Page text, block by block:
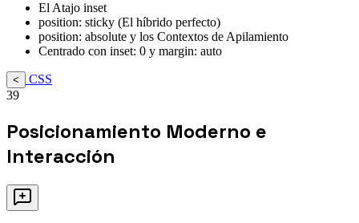
El Atajo inset
position: sticky (El híbrido perfecto)
position: absolute y los Contextos de Apilamiento
Centrado con inset: 0 y margin: auto
<
CSS
39
Posicionamiento Moderno e
Interacción